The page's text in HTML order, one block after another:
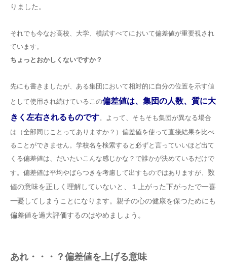
りました。
それでも今なお高校、大学、模試すべてにおいて偏差値が重要視され
ています。
ちょっとおかしくないですか？
先にも書きましたが、ある集団において相対的に自分の位置を示す値
として使用され続けているこの偏差値は、集団の人数、質に大
きく左右されるものです。よって、そもそも集団が異なる場合
は（全部同じことってありますか？）偏差値を使って直接結果を比べ
ることができません。学校名を検索すると必ずと言っていいほど出て
くる偏差値は、だいたいこんな感じかな？で誰かが決めているだけで
す。偏差値は平均やばらつきを考慮して出すものではありますが、 数
値の意味を正しく理解していないと、１上がった下がったで一喜
一憂してしまうことになります。親子の心の健康を保つためにも
偏差値を過大評価するのはやめましょう。
あれ・・・？偏差値を上げる意味